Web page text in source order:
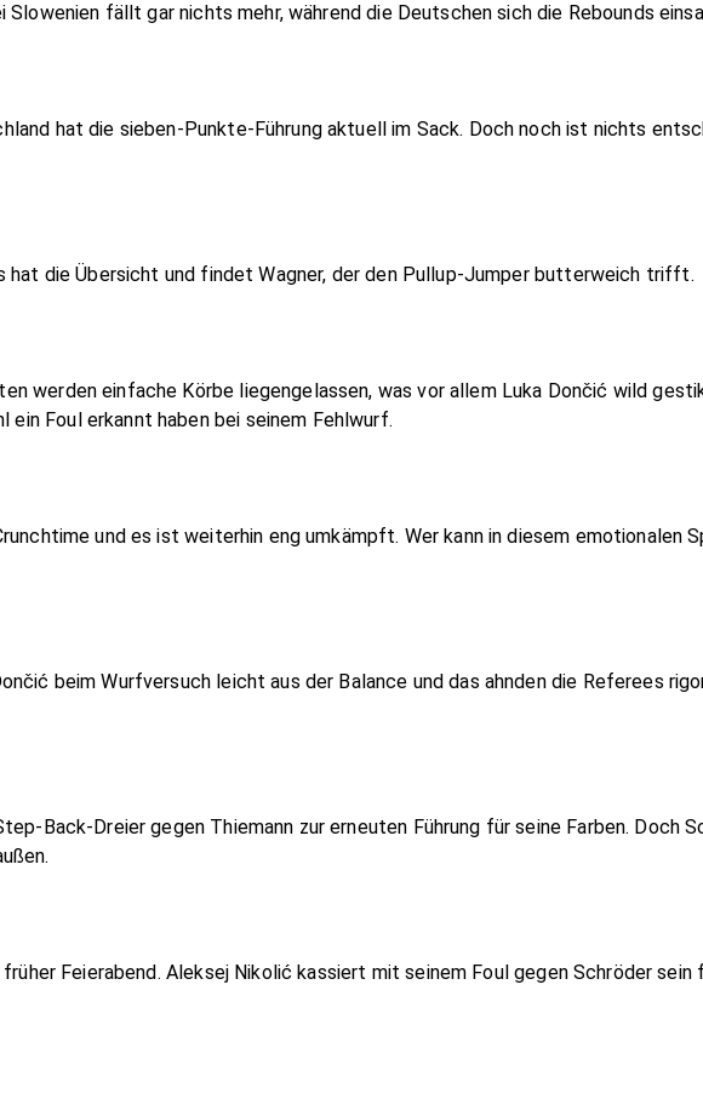
fällt gar nichts mehr, während die Deutschen sich die Rebounds
hat die sieben-Punkte-Führung aktuell im Sack. Doch noch ist nichts
die Übersicht und findet Wagner, der den Pullup-Jumper butterweich trifft.
werden einfache Körbe liegengelassen, was vor allem Luka Dončić wild
Foul erkannt haben bei seinem Fehlwurf.
und es ist weiterhin eng umkämpft. Wer kann in diesem emotionalen
beim Wurfversuch leicht aus der Balance und das ahnden die Referees
Back-Dreier gegen Thiemann zur erneuten Führung für seine Farben. Doch
Feierabend. Aleksej Nikolić kassiert mit seinem Foul gegen Schröder sein